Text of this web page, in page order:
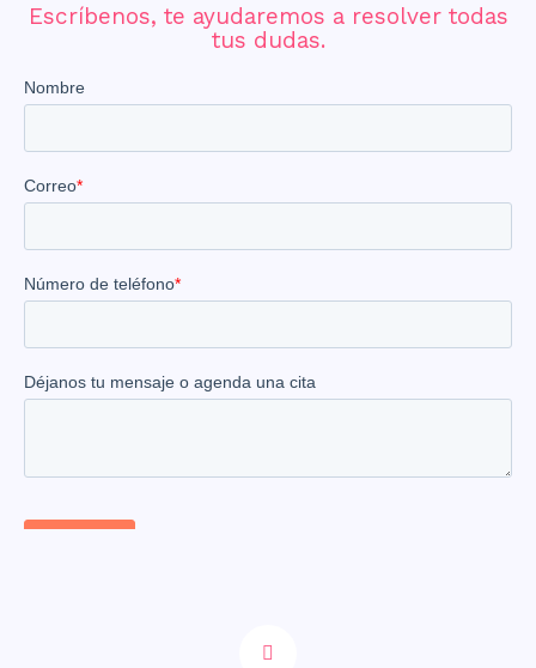
Escríbenos, te ayudaremos a resolver todas
tus dudas.